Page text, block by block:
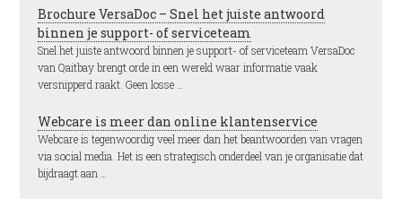
Brochure VersaDoc – Snel het juiste antwoord
binnen je support- of serviceteam
Snel het juiste antwoord binnen je support- of serviceteam VersaDoc
van Qaitbay brengt orde in een wereld waar informatie vaak
versnipperd raakt. Geen losse …
Webcare is meer dan online klantenservice
Webcare is tegenwoordig veel meer dan het beantwoorden van vragen
via social media. Het is een strategisch onderdeel van je organisatie dat
bijdraagt aan …